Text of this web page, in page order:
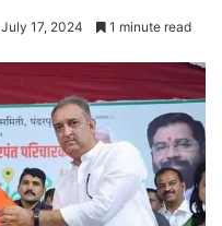
July 17, 2024 1 minute read